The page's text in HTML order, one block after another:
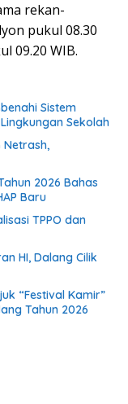
rekan-
pukul 08.30
09.20 WIB.
Sistem
Sekolah
Netrash,
2026 Bahas
Baru
TPPO dan
HI, Dalang Cilik
“Festival Kamir”
Tahun 2026